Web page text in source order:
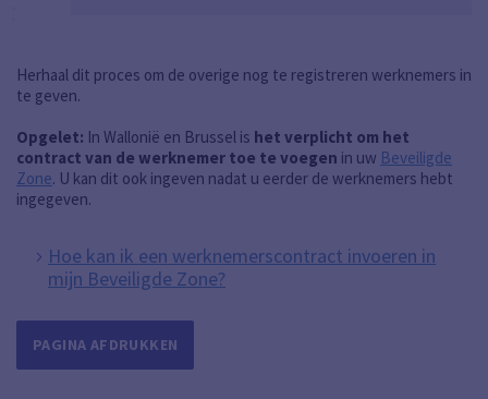
Herhaal dit proces om de overige nog te registreren werknemers in
te geven.
Opgelet: In Wallonië en Brussel is het verplicht om het
contract van de werknemer toe te voegen in uw Beveiligde
Zone. U kan dit ook ingeven nadat u eerder de werknemers hebt
ingegeven.
Hoe kan ik een werknemerscontract invoeren in
mijn Beveiligde Zone?
PAGINA AFDRUKKEN